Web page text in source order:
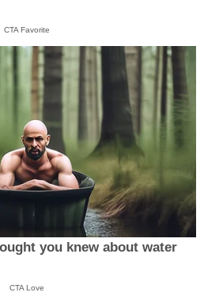
CTA Favorite
you knew about water
CTA Love